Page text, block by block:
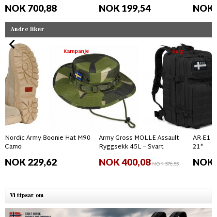
NOK 700,88 NOK 199,54 NOK
Andre liker
Kampanje
Nordic Army Boonie Hat M90
Camo
NOK 229,62
Salg
Army Gross MOLLE Assault
Ryggsekk 45L – Svart
NOK 400,08NOK 576,55
AR-E1
21"
NOK
Vi tipsar om